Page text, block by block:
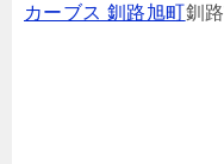
カーブス 釧路旭町釧